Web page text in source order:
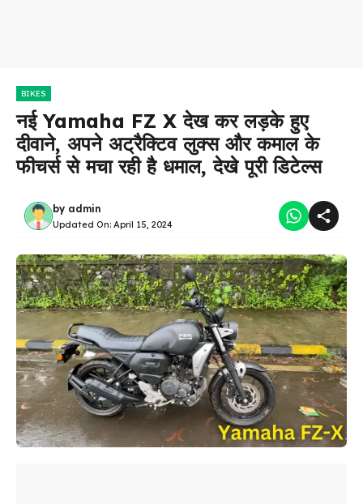
BIKES
नई Yamaha FZ X देख कर लड़के हुए
दीवाने, अपने अट्रैक्टिव लुक्स और कमाल के
फीचर्स से मचा रही है धमाल, देखे पूरी डिटेल्स
by admin
Updated On: April 15, 2024